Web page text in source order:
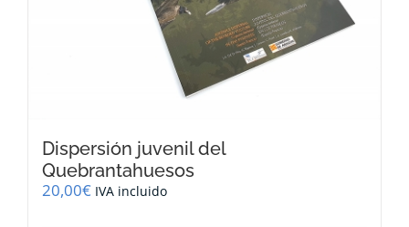
Dispersión juvenil del
Quebrantahuesos
20,00€ IVA incluido